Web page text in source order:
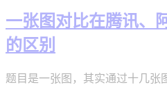
一张图对比在腾讯、
的区别
题目是一张图，其实通过十几张